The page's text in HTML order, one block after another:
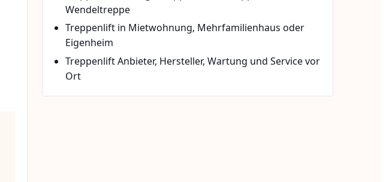
Wendeltreppe
Treppenlift in Mietwohnung, Mehrfamilienhaus oder
Eigenheim
Treppenlift Anbieter, Hersteller, Wartung und Service vor
Ort